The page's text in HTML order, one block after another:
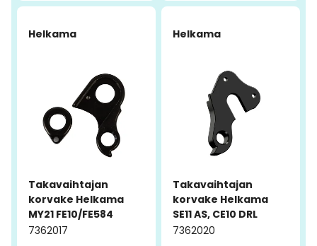
Helkama
Takavaihtajan
korvake Helkama
MY21 FE10/FE584
7362017
Helkama
Takavaihtajan
korvake Helkama
SE11 AS, CE10 DRL
7362020